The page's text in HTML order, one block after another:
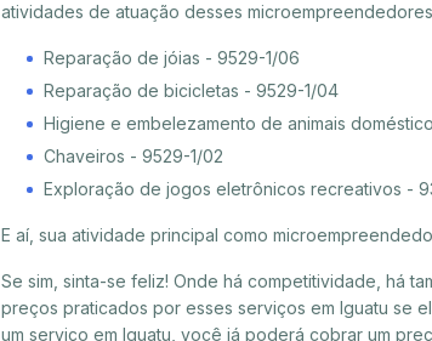
atividades de atuação desses
Reparação de jóias - 9529-1/06
Reparação de bicicletas - 9529-1/04
Higiene e embelezamento de animais
Chaveiros - 9529-1/02
Exploração de jogos eletrônicos recreativos -
E aí, sua atividade principal como
Se sim, sinta-se feliz! Onde há competitividade, há
preços praticados por esses serviços em Iguatu se
um serviço em Iguatu, você já poderá cobrar um